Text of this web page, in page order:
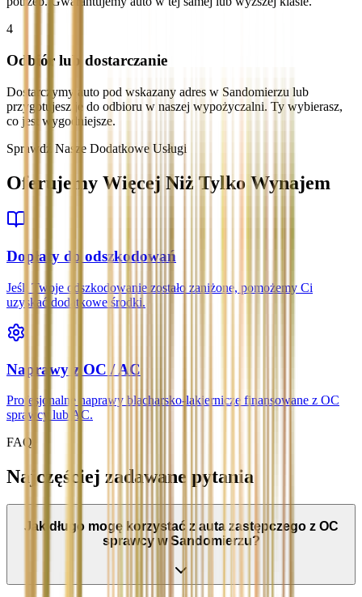
4
Odbiór lub dostarczanie
Dostarczymy auto pod wskazany adres w Sandomierzu lub
przygotujesz je do odbioru w naszej wypożyczalni. Ty wybierasz,
co jest wygodniejsze.
Sprawdź Nasze Dodatkowe Usługi
Oferujemy Więcej Niż Tylko Wynajem
Dopłaty do odszkodowań
Jeśli Twoje odszkodowanie zostało zaniżone, pomożemy Ci
uzyskać dodatkowe środki.
Naprawy z OC / AC
Profesjonalne naprawy blacharsko-lakiernicze finansowane z OC
sprawcy lub AC.
FAQ
Najczęściej zadawane pytania
Jak długo mogę korzystać z auta zastępczego z OC
sprawcy w Sandomierzu?